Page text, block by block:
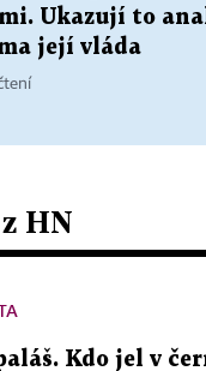
Ukazují to
její vláda
HN
Kdo jel v